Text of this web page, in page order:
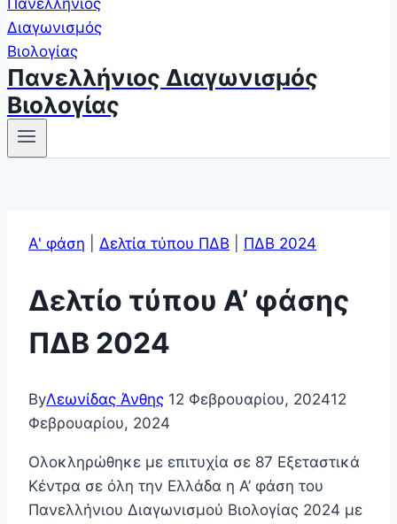
Πανελλήνιος Διαγωνισμός
Βιολογίας
Α' φάση Δελτία τύπου ΠΔΒ ΠΔΒ 2024
Δελτίο τύπου Α’ φάσης
ΠΔΒ 2024
ByΛεωνίδας Άνθης 12 Φεβρουαρίου, 202412
Φεβρουαρίου, 2024
Ολοκληρώθηκε με επιτυχία σε 87 Εξεταστικά
Κέντρα σε όλη την Ελλάδα η Α’ φάση του
Πανελλήνιου Διαγωνισμού Βιολογίας 2024 με